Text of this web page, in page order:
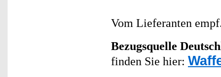
Vom Lieferanten
Bezugsquelle
finden Sie hier: